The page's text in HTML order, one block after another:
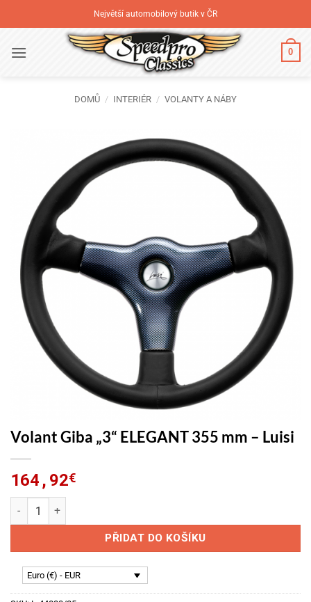
na
Největší automobilový butik v ČR
0
DOMŮ / INTERIÉR / VOLANTY A NÁBY
Volant Giba „3“ ELEGANT 355 mm – Luisi
164,92€
Volant Giba "3" ELEGANT 355 mm - Luisi množství
PŘIDAT DO KOŠÍKU
Euro (€) - EUR